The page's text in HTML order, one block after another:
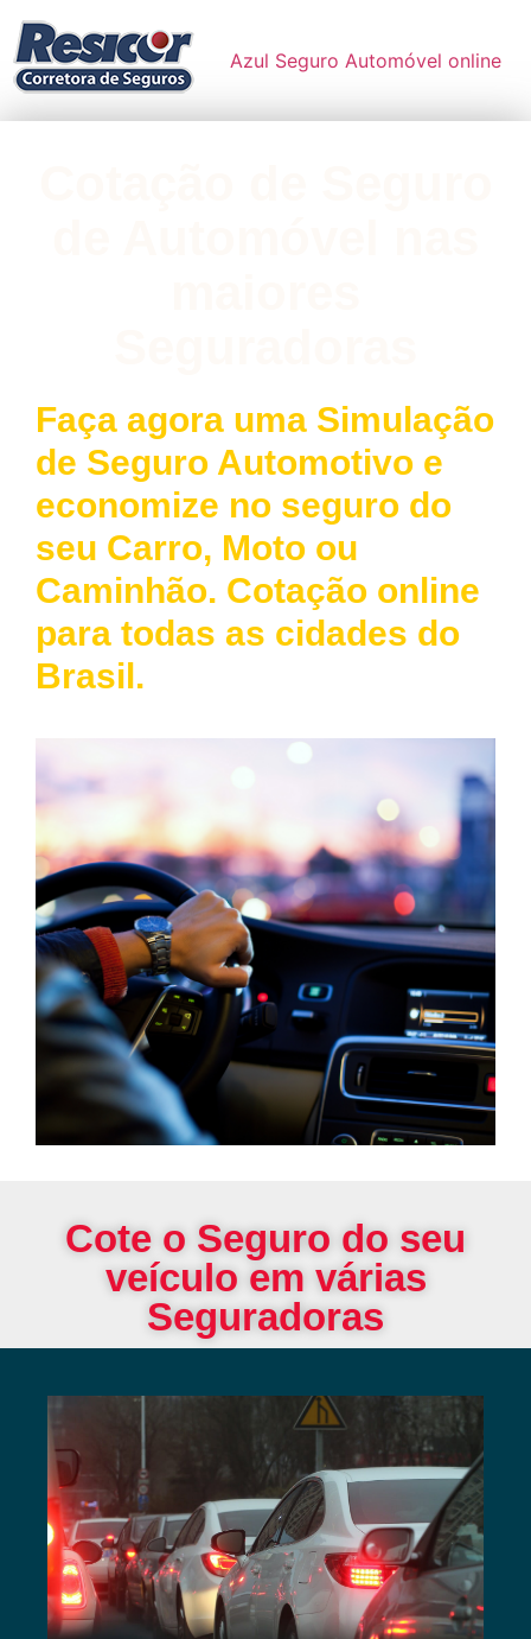
Azul Seguro Automóvel online
Faça agora uma Simulação
de Seguro Automotivo e
economize no seguro do
seu Carro, Moto ou
Caminhão. Cotação online
para todas as cidades do
Brasil.
Cote o Seguro do seu
veículo em várias
Seguradoras